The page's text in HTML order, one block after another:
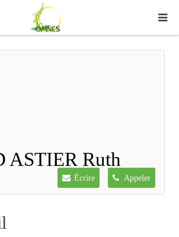
ASTIER Ruth
Écrire Appeler